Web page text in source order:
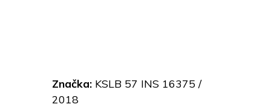
Značka: KSLB 57 INS 16375 /
2018